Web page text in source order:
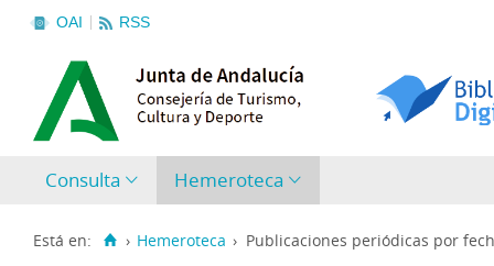
OAI RSS
Consulta Hemeroteca
Está en: › Hemeroteca › Publicaciones periódicas por